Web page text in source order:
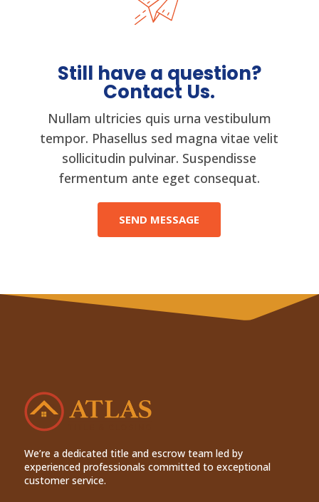
Still have a question?
Contact Us.
Nullam ultricies quis urna vestibulum
tempor. Phasellus sed magna vitae velit
sollicitudin pulvinar. Suspendisse
fermentum ante eget consequat.
SEND MESSAGE
We’re a dedicated title and escrow team led by
experienced professionals committed to exceptional
customer service.